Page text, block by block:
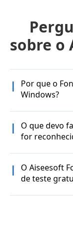
sobre o
Por que o
Windows?
O que devo
for
O Aiseesoft
de teste